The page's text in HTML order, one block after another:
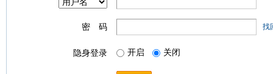
密 码 找
隐身登录 开启 关闭